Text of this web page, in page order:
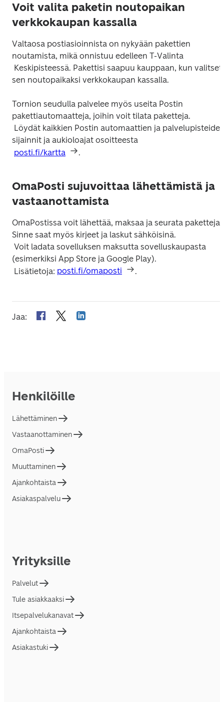
Voit valita paketin noutopaikan
verkkokaupan kassalla
Valtaosa postiasioinnista on nykyään pakettien
noutamista, mikä onnistuu edelleen T-Valinta
Tornion seudulla palvelee myös useita Postin
pakettiautomaatteja, joihin voit tilata paketteja.
sijainnit ja aukioloajat osoitteesta
posti.fi/kartta
OmaPosti sujuvoittaa lähettämistä ja
vastaanottamista
OmaPostissa voit lähettää, maksaa ja seurata paketteja.
Sinne saat myös kirjeet ja laskut sähköisinä.
(esimerkiksi App Store ja Google Play).
Lisätietoja: posti.fi/omaposti .
Jaa:
Henkilöille
Lähettäminen
Vastaanottaminen
OmaPosti
Muuttaminen
Ajankohtaista
Asiakaspalvelu
Yrityksille
Palvelut
Tule asiakkaaksi
Itsepalvelukanavat
Ajankohtaista
Asiakastuki